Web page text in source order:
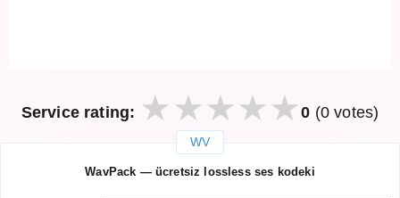
Service rating: 0 (0 votes)
WV
WavPack — ücretsiz lossless ses kodeki